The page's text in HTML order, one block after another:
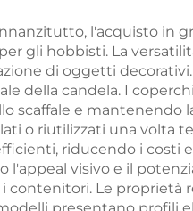
l'acquisto in
gli hobbisti. La
di oggetti
della candela. I
scaffale e mantenendo
o riutilizzati una volta
riducendo i costi
l'appeal visivo e il
contenitori. Le proprietà